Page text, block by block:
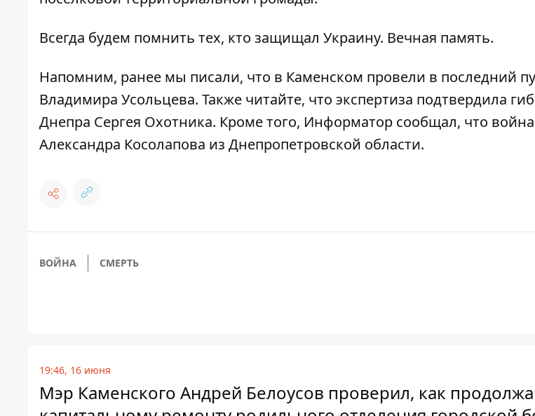
Всегда будем помнить тех, кто защищал Украину. Вечная память.
Напомним, ранее мы писали, что в Каменском провели в последний
Владимира Усольцева. Также читайте, что экспертиза подтвердила
Днепра Сергея Охотника. Кроме того, Информатор сообщал, что
Александра Косолапова из Днепропетровской области.
ВОЙНА СМЕРТЬ
19:46, 16 июня
Мэр Каменского Андрей Белоусов проверил, как